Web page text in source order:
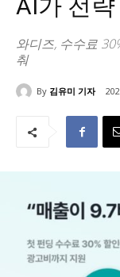
AI가 전
와디즈, 수수료
춰
By 김유미 기자